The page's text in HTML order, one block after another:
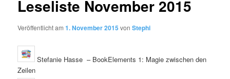
Leseliste November 2015
Veröffentlicht am1. November 2015 vonStephi
Stefanie Hasse – BookElements 1: Magie zwischen den
Zeilen